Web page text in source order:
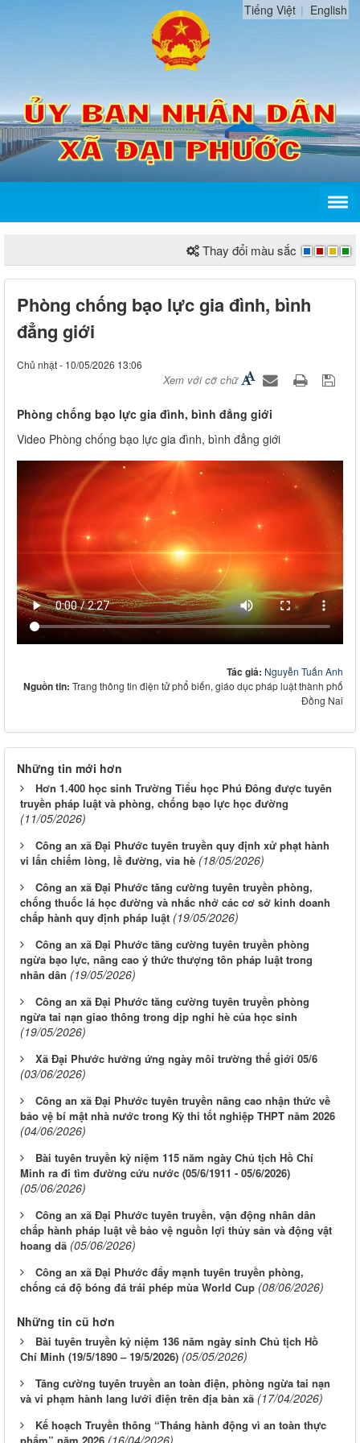
Tiếng Việt English
Thay đổi màu sắc
Phòng chống bạo lực gia đình, bình
đẳng giới
Chủ nhật - 10/05/2026 13:06
Xem với cỡ chữ
Phòng chống bạo lực gia đình, bình đẳng giới
Video Phòng chống bạo lực gia đình, bình đẳng giới
Tác giả: Nguyễn Tuấn Anh
Nguồn tin: Trang thông tin điện tử phổ biến, giáo dục pháp luật thành phố
Đồng Nai
Những tin mới hơn
Hơn 1.400 học sinh Trường Tiểu học Phú Đông được tuyên
truyền pháp luật và phòng, chống bạo lực học đường
(11/05/2026)
Công an xã Đại Phước tuyên truyền quy định xử phạt hành
vi lấn chiếm lòng, lề đường, vỉa hè (18/05/2026)
Công an xã Đại Phước tăng cường tuyên truyền phòng,
chống thuốc lá học đường và nhắc nhở các cơ sở kinh doanh
chấp hành quy định pháp luật (19/05/2026)
Công an xã Đại Phước tăng cường tuyên truyền phòng
ngừa bạo lực, nâng cao ý thức thượng tôn pháp luật trong
nhân dân (19/05/2026)
Công an xã Đại Phước tăng cường tuyên truyền phòng
ngừa tai nạn giao thông trong dịp nghỉ hè của học sinh
(19/05/2026)
Xã Đại Phước hưởng ứng ngày môi trường thế giới 05/6
(03/06/2026)
Công an xã Đại Phước tuyên truyền nâng cao nhận thức về
bảo vệ bí mật nhà nước trong Kỳ thi tốt nghiệp THPT năm 2026
(04/06/2026)
Bài tuyên truyền kỷ niệm 115 năm ngày Chủ tịch Hồ Chí
Minh ra đi tìm đường cứu nước (05/6/1911 - 05/6/2026)
(05/06/2026)
Công an xã Đại Phước tuyên truyền, vận động nhân dân
chấp hành pháp luật về bảo vệ nguồn lợi thủy sản và động vật
hoang dã (05/06/2026)
Công an xã Đại Phước đẩy mạnh tuyên truyền phòng,
chống cá độ bóng đá trái phép mùa World Cup (08/06/2026)
Những tin cũ hơn
Bài tuyên truyền kỷ niệm 136 năm ngày sinh Chủ tịch Hồ
Chí Minh (19/5/1890 – 19/5/2026) (05/05/2026)
Tăng cường tuyên truyền an toàn điện, phòng ngừa tai nạn
và vi phạm hành lang lưới điện trên địa bàn xã (17/04/2026)
Kế hoạch Truyền thông “Tháng hành động vì an toàn thực